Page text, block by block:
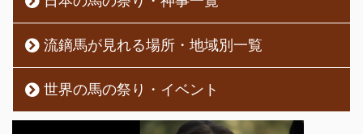
流鏑馬が見れる場所・地域別一覧
世界の馬の祭り・イベント